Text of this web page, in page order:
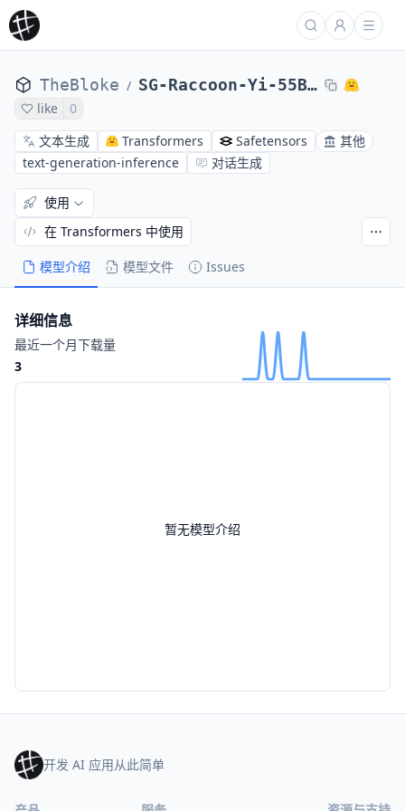
TheBloke / SG-Raccoon-Yi-55B-200k-AWQ
like
0
文本生成
Transformers Safetensors
其他
text-generation-inference
对话生成
模型介绍 模型文件 Issues
使用
在 Transformers 中使用
暂无模型介绍
详细信息
最近一个月下载量
3
开发 AI 应用从此简单